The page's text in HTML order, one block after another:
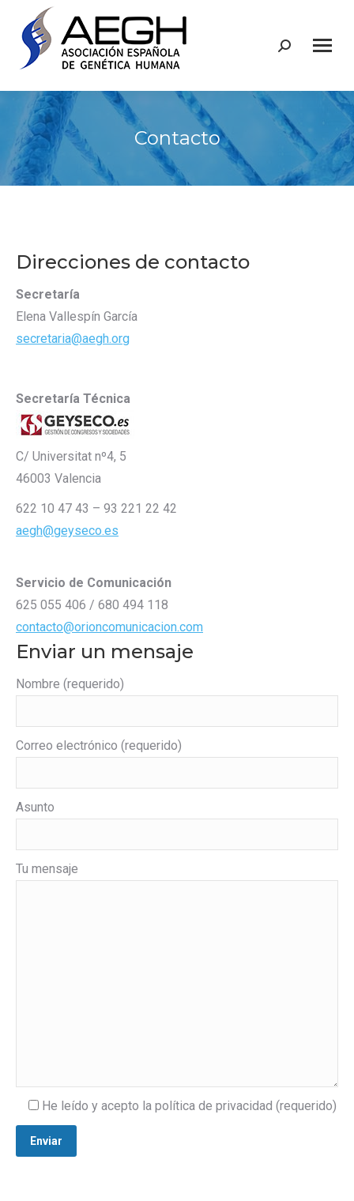
Buscar:
Contacto
Direcciones de contacto
Secretaría
Elena Vallespín García
secretaria@aegh.org
Secretaría Técnica
C/ Universitat nº4, 5
46003 Valencia
622 10 47 43 – 93 221 22 42
aegh@geyseco.es
Servicio de Comunicación
625 055 406 / 680 494 118
contacto@orioncomunicacion.com
Enviar un mensaje
Nombre (requerido)
Correo electrónico (requerido)
Asunto
Tu mensaje
He leído y acepto la política de privacidad (requerido)